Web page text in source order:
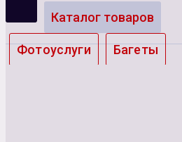
Каталог товаров
Фотоуслуги Багеты